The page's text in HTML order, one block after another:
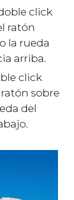
click
ratón
la rueda
arriba.
click
sobre
del